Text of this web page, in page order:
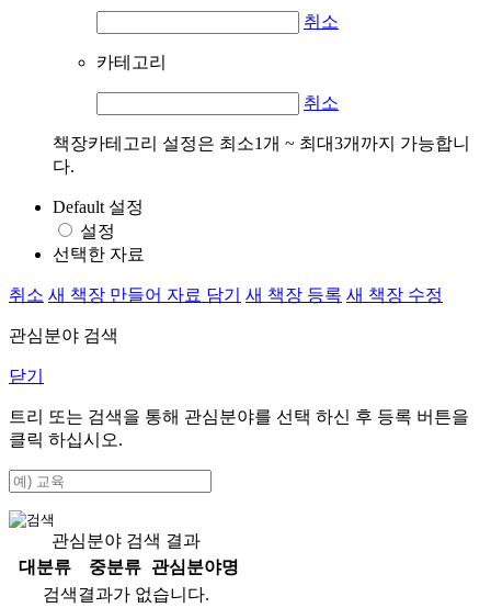
취소
카테고리
취소
책장카테고리 설정은 최소1개 ~ 최대3개까지 가능합니
다.
Default 설정
설정
선택한 자료
취소 새 책장 만들어 자료 담기 새 책장 등록 새 책장 수정
관심분야 검색
닫기
트리 또는 검색을 통해 관심분야를 선택 하신 후 등록 버튼을
클릭 하십시오.
관심분야 검색 결과
대분류
중분류
관심분야명
검색결과가 없습니다.